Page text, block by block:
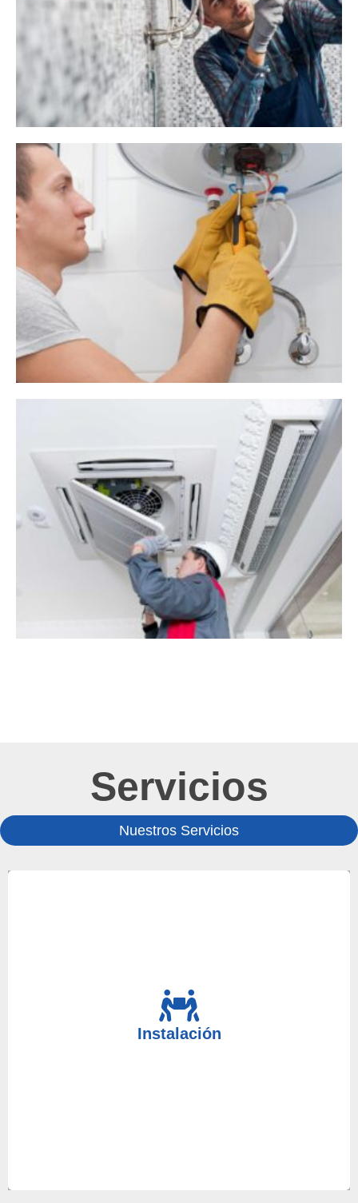
Servicios
Nuestros Servicios
Instalación
Para realizar una instalación económica, no dude
en contactar con nosotros, le ayudaremos en todo
lo que necesite porque disponemos del mejor